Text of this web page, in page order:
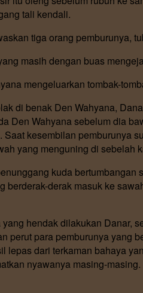
tali kendali.
tiga orang pemburunya,
masih dengan buas
mengeluarkan tombak-
di benak Den Wahyana,
Den Wahyana sebelum dia
kesembilan pemburunya
yang menguning di sebelah
kuda
berderak-derak masuk ke
hendak dilakukan Danar,
perut para pemburunya yang
lepas dari terkaman bahaya
nyawanya masing-